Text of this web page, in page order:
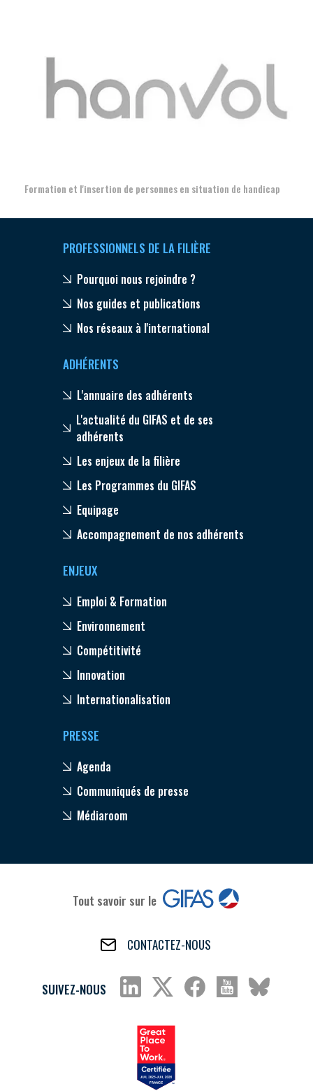
Formation et l'insertion de personnes en situation de handicap
PROFESSIONNELS DE LA FILIÈRE
Pourquoi nous rejoindre ?
Nos guides et publications
Nos réseaux à l'international
ADHÉRENTS
L'annuaire des adhérents
L'actualité du GIFAS et de ses
adhérents
Les enjeux de la filière
Les Programmes du GIFAS
Equipage
Accompagnement de nos adhérents
ENJEUX
Emploi & Formation
Environnement
Compétitivité
Innovation
Internationalisation
PRESSE
Agenda
Communiqués de presse
Médiaroom
Tout savoir sur le
CONTACTEZ-NOUS
SUIVEZ-NOUS